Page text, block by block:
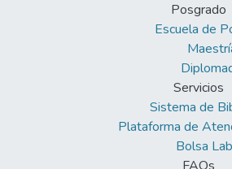
Posgrado
Escuela de
Servicios
Sistema de
Plataforma de
Bolsa